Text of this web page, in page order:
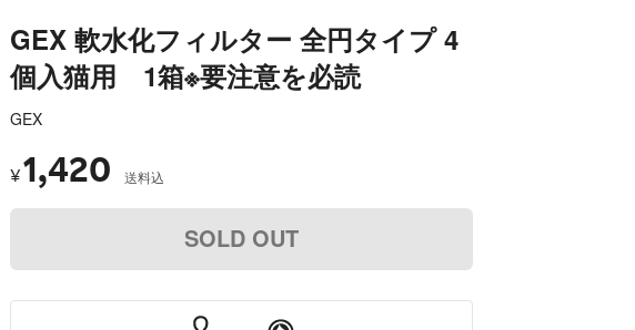
GEX 軟水化フィルター 全円タイプ 4
個入猫用 1箱※要注意を必読
GEX
¥1,420 送料込
SOLD OUT